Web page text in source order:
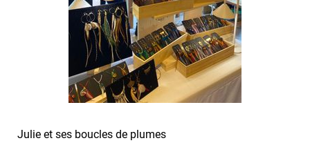
Julie et ses boucles de plumes